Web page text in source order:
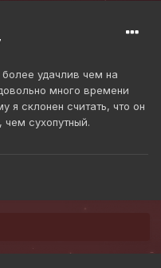
удачлив чем на
много времени
я склонен считать, что он
сухопутный.